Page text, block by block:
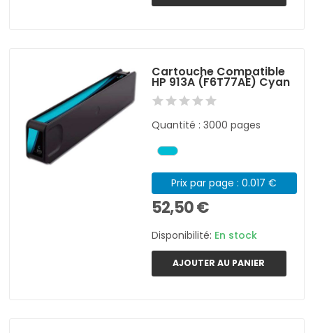
Cartouche Compatible
HP 913A (F6T77AE) Cyan
Quantité : 3000 pages
Prix par page : 0.017 €
52,50 €
Disponibilité: En stock
AJOUTER AU PANIER